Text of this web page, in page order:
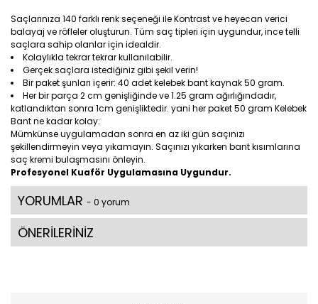
Saçlarınıza 140 farklı renk seçeneği ile Kontrast ve heyecan verici
balayaj ve röfleler oluşturun. Tüm saç tipleri için uygundur, ince telli
saçlara sahip olanlar için idealdir.
Kolaylıkla tekrar tekrar kullanılabilir.
Gerçek saçlara istediğiniz gibi şekil verin!
Bir paket şunları içerir: 40 adet kelebek bant kaynak 50 gram.
Her bir parça 2 cm genişliğinde ve 1.25 gram ağırlığındadır,
katlandıktan sonra 1cm genişliktedir. yani her paket 50 gram Kelebek
Bant ne kadar kolay:
Mümkünse uygulamadan sonra en az iki gün saçınızı
şekillendirmeyin veya yıkamayın. Saçınızı yıkarken bant kısımlarına
saç kremi bulaşmasını önleyin.
Profesyonel Kuaför Uygulamasına Uygundur.
YORUMLAR - 0 yorum
ÖNERİLERİNİZ